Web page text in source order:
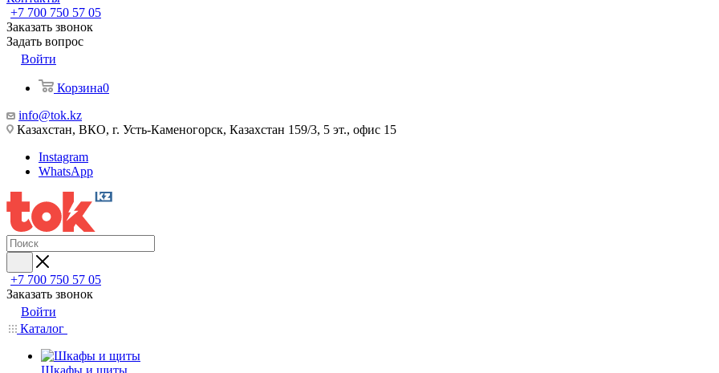
+7 700 750 57 05
Заказать звонок
Задать вопрос
Войти
Корзина0
info@tok.kz
Казахстан, ВКО, г. Усть-Каменогорск, Казахстан 159/3, 5 эт., офис 15
Instagram
WhatsApp
+7 700 750 57 05
Заказать звонок
Войти
Каталог
Шкафы и щиты